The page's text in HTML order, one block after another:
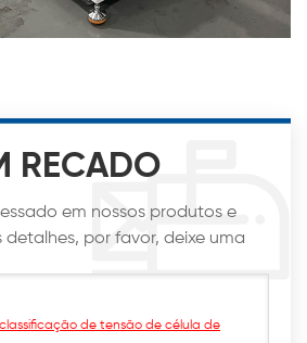
RECADO
em nossos produtos e
detalhes, por favor, deixe uma
de tensão de célula de